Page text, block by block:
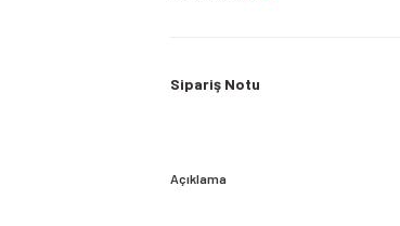
Sipariş Notu
Açıklama